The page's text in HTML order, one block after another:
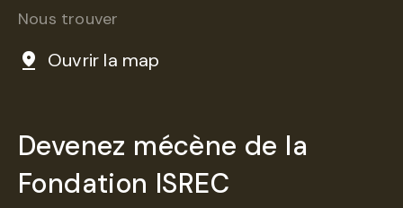
Nous trouver
Ouvrir la map
Devenez mécène de la
Fondation ISREC